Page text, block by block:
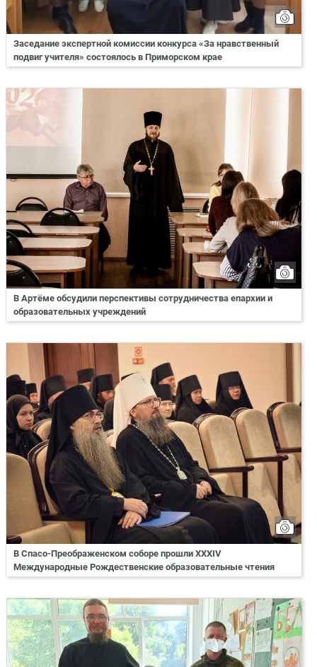
Заседание экспертной комиссии конкурса «За нравственный
подвиг учителя» состоялось в Приморском крае
В Артёме обсудили перспективы сотрудничества епархии и
образовательных учреждений
В Спасо-Преображенском соборе прошли XXXIV
Международные Рождественские образовательные чтения